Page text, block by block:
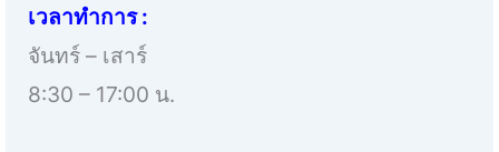
เวลาทำการ :
จันทร์ – เสาร์
8:30 – 17:00 น.